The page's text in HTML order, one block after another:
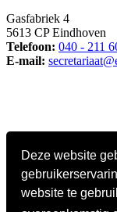
Deze website
website te
Gasfabriek 4
5613 CP Eindhoven
Telefoon: 040 - 211
E-mail: